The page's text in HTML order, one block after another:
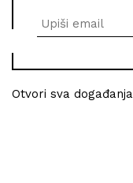
Otvori sva događanja